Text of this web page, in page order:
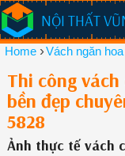
NỘI THẤT
Home ›Vách ngăn
Thi công vách
bền đẹp
5828
Ảnh thực tế vách